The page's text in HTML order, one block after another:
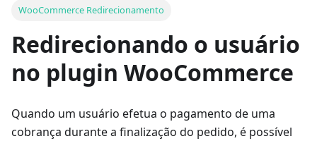
WooCommerce Redirecionamento
Redirecionando o usuário
no plugin WooCommerce
Quando um usuário efetua o pagamento de uma
cobrança durante a finalização do pedido, é possível